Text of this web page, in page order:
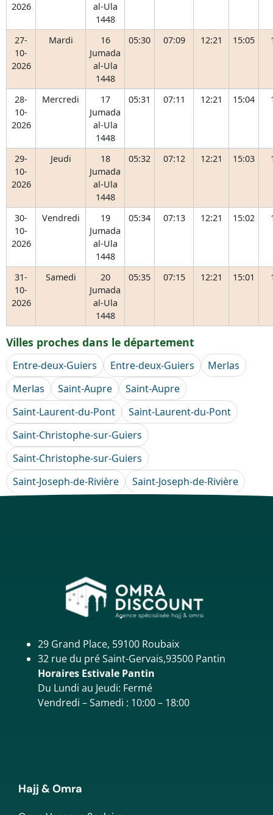
2026
al-Ula
1448
27-
10-
2026
Mardi
16
Jumada
al-Ula
1448
05:30 07:09 12:21 15:05
28-
10-
2026
Mercredi
17
Jumada
al-Ula
1448
05:31 07:11 12:21 15:04
29-
10-
2026
Jeudi
18
Jumada
al-Ula
1448
05:32 07:12 12:21 15:03
30-
10-
2026
Vendredi
19
Jumada
al-Ula
1448
05:34 07:13 12:21 15:02
31-
10-
2026
Samedi
20
Jumada
al-Ula
1448
05:35 07:15 12:21 15:01
Villes proches dans le département
Entre-deux-Guiers Entre-deux-Guiers
Merlas
Merlas
Saint-Aupre
Saint-Aupre
Saint-Laurent-du-Pont
Saint-Laurent-du-Pont
Saint-Christophe-sur-Guiers
Saint-Christophe-sur-Guiers
Saint-Joseph-de-Rivière
Saint-Joseph-de-Rivière
29 Grand Place, 59100 Roubaix
32 rue du pré Saint-Gervais,93500 Pantin
Horaires Estivale Pantin
Du Lundi au Jeudi: Fermé
Vendredi – Samedi : 10:00 – 18:00
Hajj & Omra